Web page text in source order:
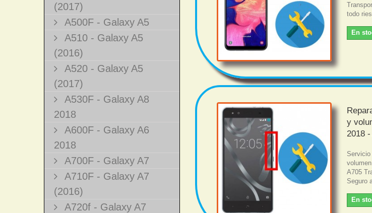
(2017)
A500F - Galaxy A5
A510 - Galaxy A5
(2016)
A520 - Galaxy A5
(2017)
A530F - Galaxy A8
2018
A600F - Galaxy A6
2018
A700F - Galaxy A7
A710F - Galaxy A7
(2016)
A720f - Galaxy A7
todo
En
y
2018
A705
Seguro
En